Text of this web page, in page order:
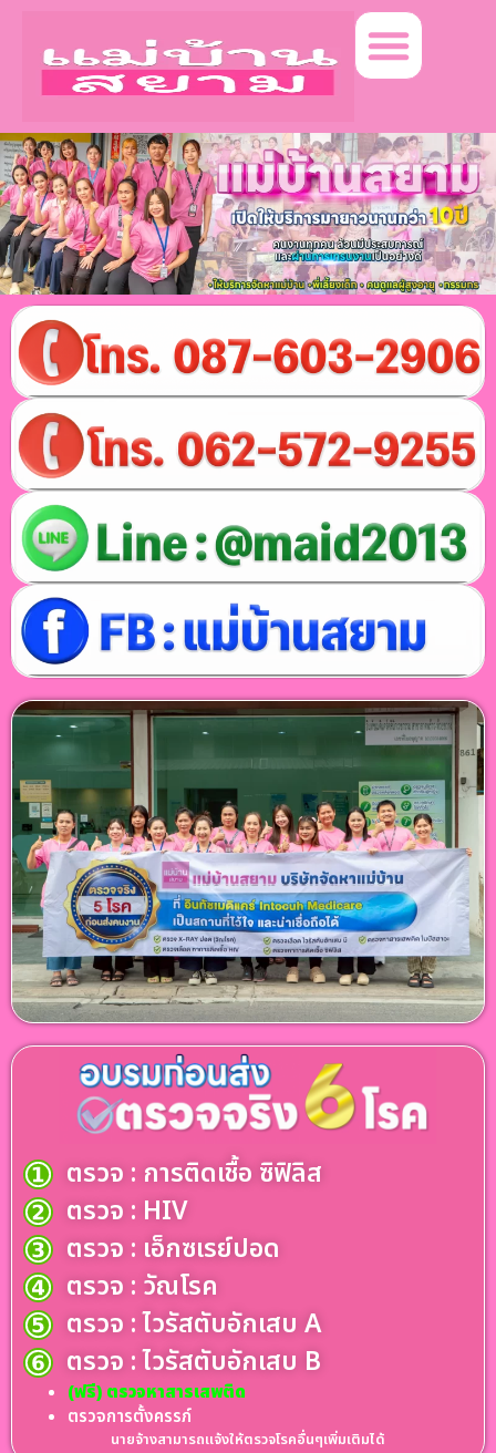
ตรวจ : การติดเชื้อ ซิฟิลิส
ตรวจ : HIV
ตรวจ : เอ็กซเรย์ปอด
ตรวจ : วัณโรค
ตรวจ : ไวรัสตับอักเสบ A
ตรวจ : ไวรัสตับอักเสบ B
(ฟรี) ตรวจหาสารเสพติด
ตรวจการตั้งครรภ์
นายจ้างสามารถแจ้งให้ตรวจโรคอื่นๆเพิ่มเติมได้